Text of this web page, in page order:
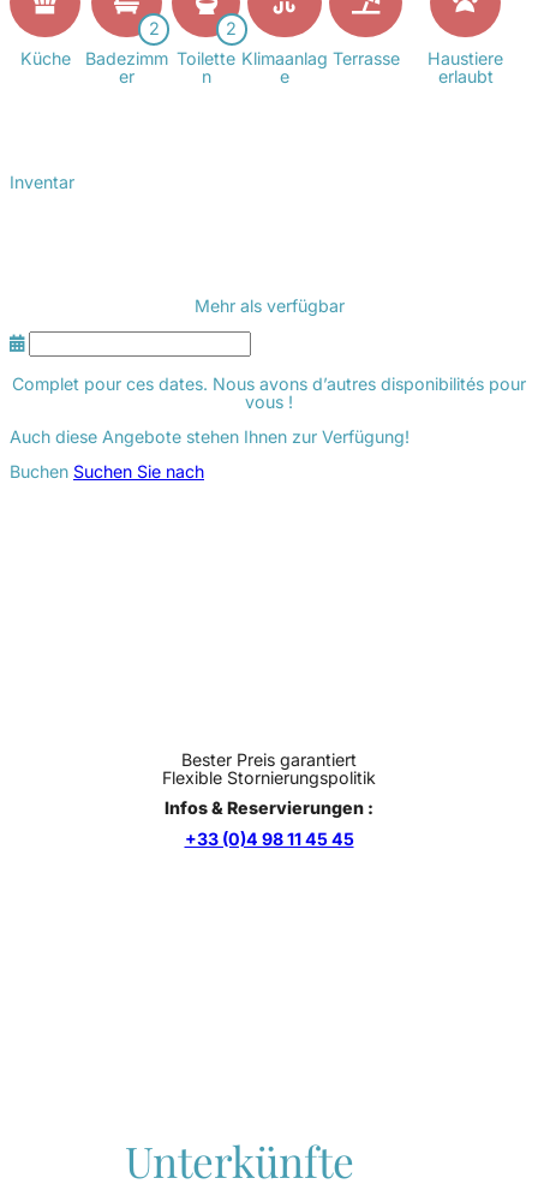
Küche
2
Badezimm
er
2
Toilette
n
Klimaanlag
e
Terrasse
Haustiere
erlaubt
Inventar
Mehr als verfügbar
Complet pour ces dates. Nous avons d’autres disponibilités pour
vous !
Auch diese Angebote stehen Ihnen zur Verfügung!
Buchen Suchen Sie nach
Bester Preis garantiert
Flexible Stornierungspolitik
Infos & Reservierungen :
+33 (0)4 98 11 45 45
Unterkünfte